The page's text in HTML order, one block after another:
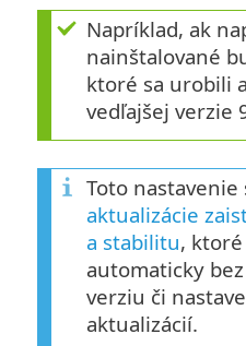
Napríklad, ak
nainštalované
ktoré sa urobili
vedľajšej verzie
Toto
aktualizácie
a stabilitu,
automaticky
verziu či
aktualizácií.